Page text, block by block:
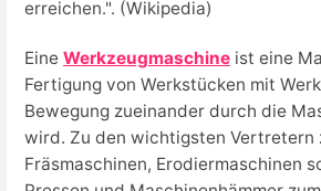
erreichen.". (Wikipedia)
Eine Werkzeugmaschine ist eine
Fertigung von Werkstücken mit
Bewegung zueinander durch die
wird. Zu den wichtigsten Vertretern
Fräsmaschinen, Erodiermaschinen